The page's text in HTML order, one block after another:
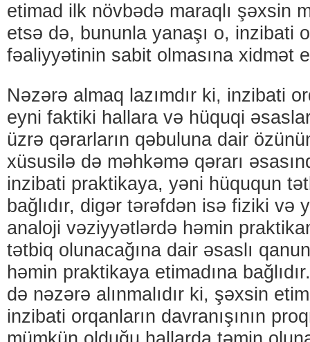
etimad ilk növbədə maraqlı şəxsin
etsə də, bununla yanaşı o, inzibati
fəaliyyətinin sabit olmasına xidmət
Nəzərə almaq lazımdır ki, inzibati
eyni faktiki hallara və hüquqi
üzrə qərarların qəbuluna dair
xüsusilə də məhkəmə qərarı
inzibati praktikaya, yəni hüququn
bağlıdır, digər tərəfdən isə fiziki və
analoji vəziyyətlərdə həmin
tətbiq olunacağına dair əsaslı
həmin praktikaya etimadına
də nəzərə alınmalıdır ki, şəxsin
inzibati orqanların davranışının